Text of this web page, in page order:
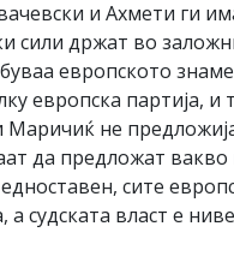
и Ахмети ги
сили држат во
европското
европска партија,
Маричиќ не
да предложат
сите
а судската власт е